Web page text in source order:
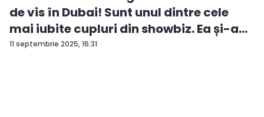
11 septembrie 2025, 16:31
de vis în Dubai! Sunt unul dintre cele
mai iubite cupluri din showbiz. Ea și-a
e...